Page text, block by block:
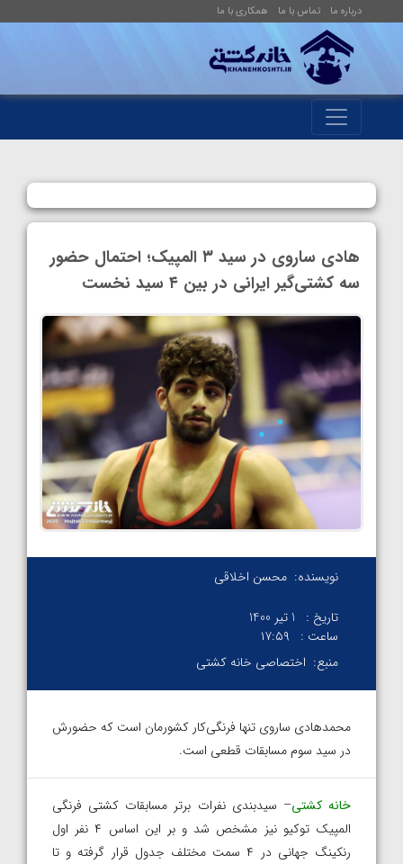
درباره ما تماس با ما همکاری با ما
هادی ساروی در سید ۳ المپیک؛ احتمال حضور
سه کشتی‌گیر ایرانی در بین ۴ سید نخست
نویسنده: محسن اخلاقی
تاریخ :
1 تیر 1400
ساعت :
۱۷:۵۹
منبع: اختصاصی خانه کشتی
محمدهادی ساروی تنها فرنگی‌کار کشورمان است که حضورش
در سید سوم مسابقات قطعی است.
خانه کشتی– سیدبندی نفرات برتر مسابقات کشتی فرنگی
المپیک توکیو نیز مشخص شد و بر این اساس ۴ نفر اول
رنکینگ جهانی در ۴ سمت مختلف جدول قرار گرفته و تا